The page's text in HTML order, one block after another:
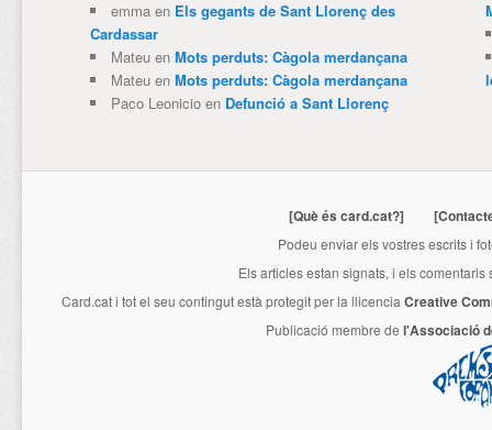
emmaen Els gegants de Sant Llorenç des
Cardassar
Mateuen Mots perduts: Càgola merdançana
Mateuen Mots perduts: Càgola merdançana
Paco Leonicioen Defunció a Sant Llorenç
[Què és card.cat?]
Podeu enviar els vostres escrits i
Els articles estan signats, i els
Card.cati tot el seu contingut està protegit per la llicencia Creative
Publicació membre de l'Associació